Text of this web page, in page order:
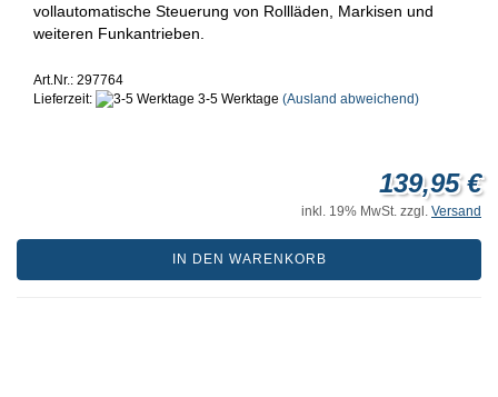
vollautomatische Steuerung von Rollläden, Markisen und
weiteren Funkantrieben.
Art.Nr.: 297764
Lieferzeit:
3-5 Werktage (Ausland abweichend)
139,95 €
inkl. 19% MwSt. zzgl. Versand
IN DEN WARENKORB